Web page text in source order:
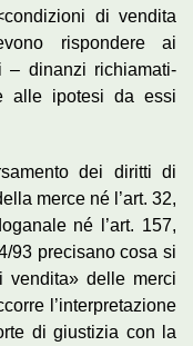
di vendita
rispondere ai
– dinanzi richiamati-
alle ipotesi da essi
dei diritti di
merce né l’art. 32,
né l’art. 157,
93 precisano cosa si
vendita» delle merci
l’interpretazione
di giustizia con la